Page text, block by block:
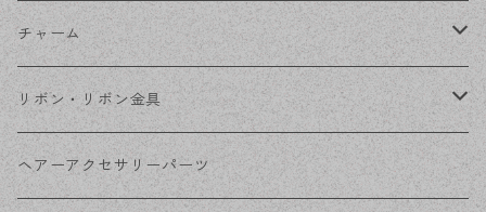
フレーム
コネクター
その他
丸カン
ピン類
花座・ビーズキャップ
チャーム
金属
アクリル・プラ
リボン・リボン金具
リボン
ヘアーアクセサリーパーツ